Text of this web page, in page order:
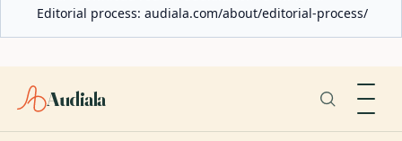
Editorial process: audiala.com/about/editorial-process/
Audiala